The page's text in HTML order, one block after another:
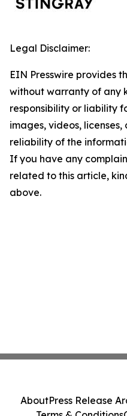
Legal Disclaimer:
EIN Presswire provides
without warranty of any
responsibility or liability
images, videos,
reliability of the
If you have any
related to this article,
above.
AboutPress Release